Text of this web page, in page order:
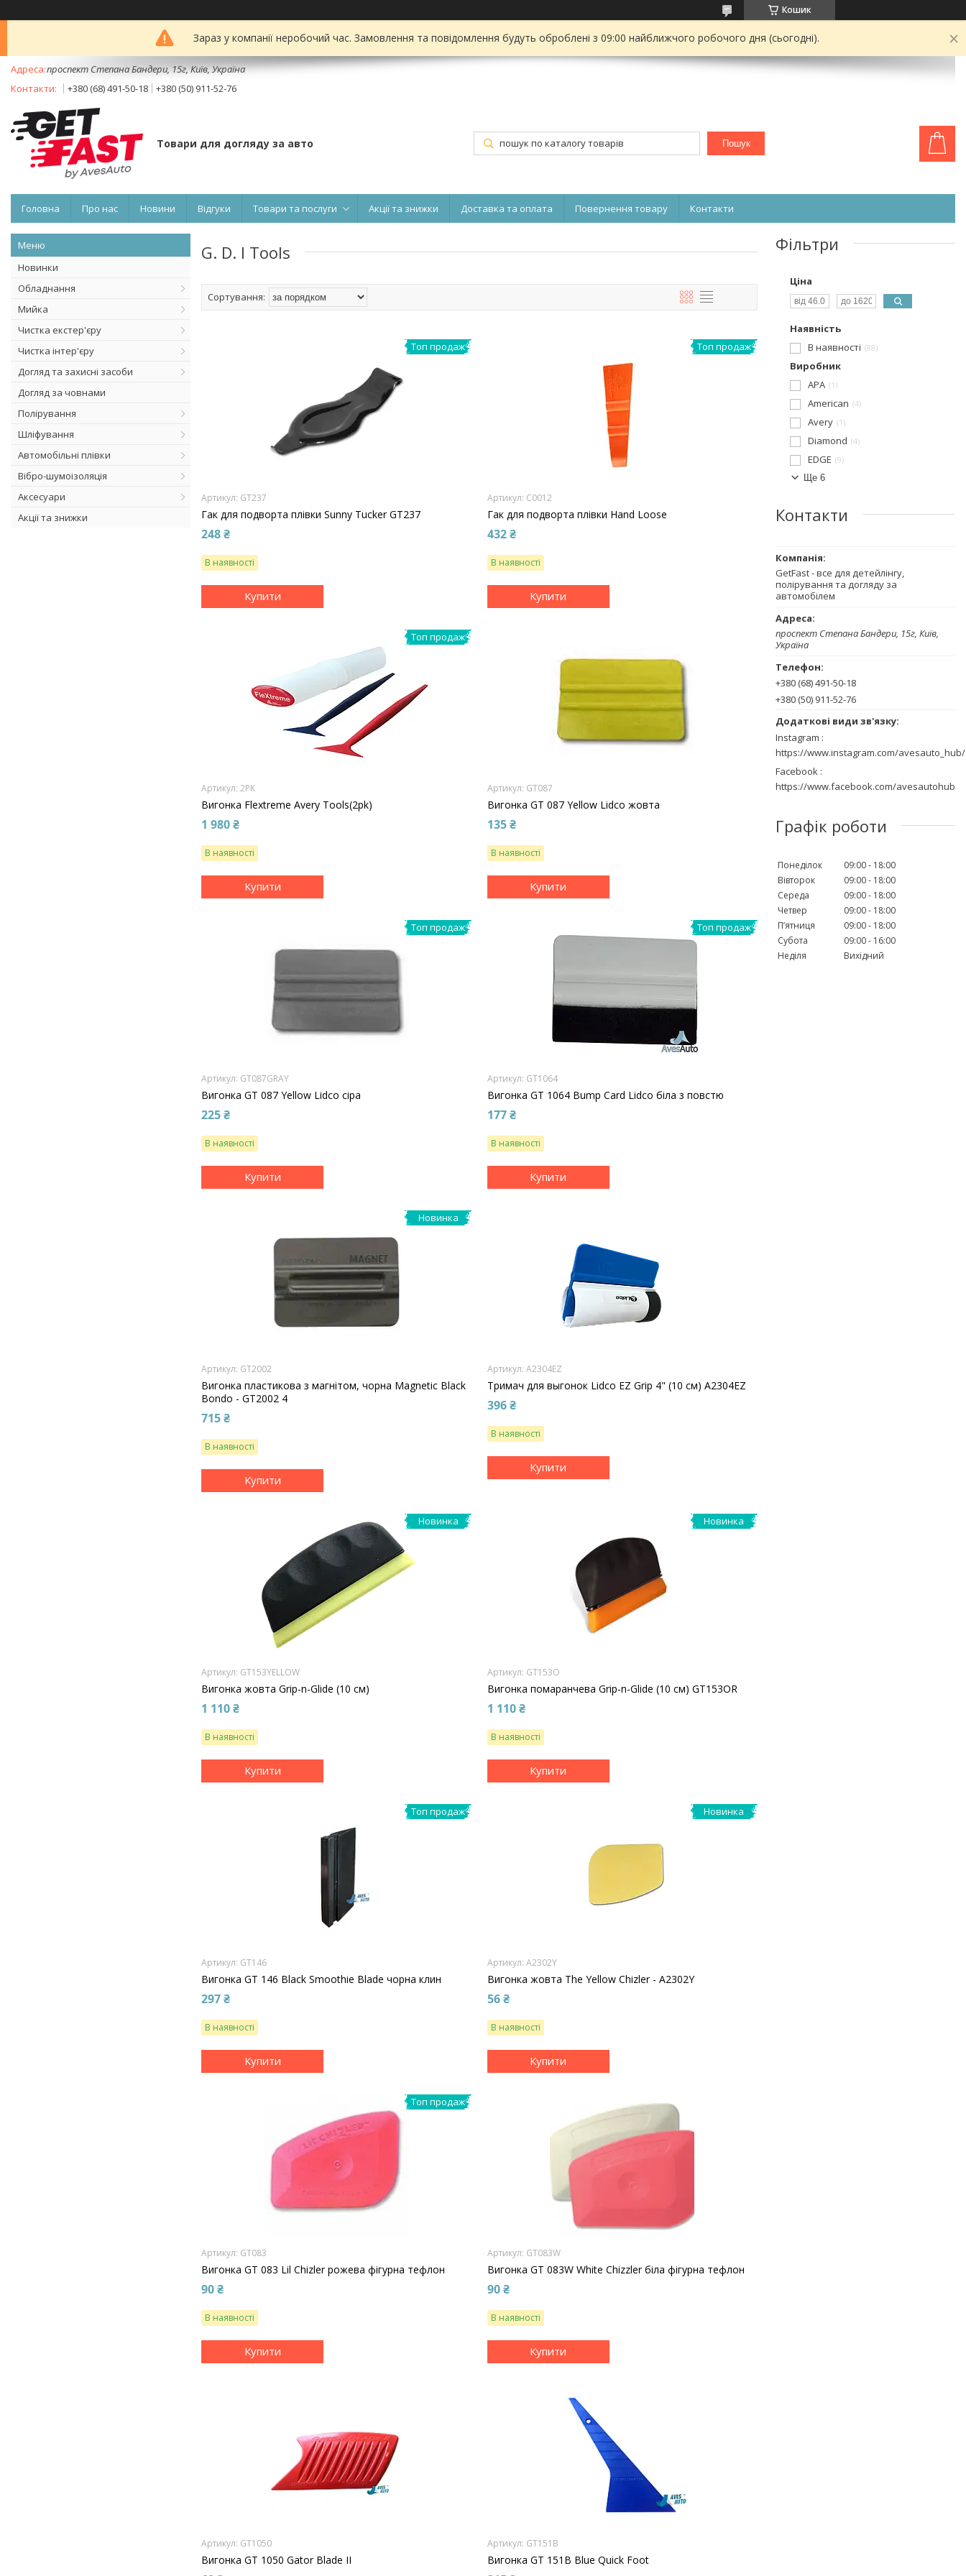
Кошик
Зараз у компанії неробочий час. Замовлення та повідомлення будуть оброблені з 09:00 найближчого робочого дня (сьогодні).
проспект Степана Бандери, 15г, Київ, Україна
+380 (68) 491-50-18
+380 (50) 911-52-76
Товари для догляду за авто Пошук
Головна Про нас Новини Відгуки Товари та послуги Акції та знижки Доставка та оплата Повернення товару Контакти
Новинки
Обладнання
Мийка
Чистка екстер'єру
Чистка інтер'єру
Догляд та захисні засоби
Догляд за човнами
Полірування
Шліфування
Автомобільні плівки
Вібро-шумоізоляція
Аксесуари
Акції та знижки
G. D. I Tools
Топ продаж
GT237
Гак для подворта плівки Sunny Tucker GT237
248 ₴
В наявності
Купити
Топ продаж
C0012
Гак для подворта плівки Hand Loose
432 ₴
В наявності
Купити
Топ продаж
2PK
Вигонка Flextreme Avery Tools(2pk)
1 980 ₴
В наявності
Купити
GT087
Вигонка GT 087 Yellow Lidco жовта
135 ₴
В наявності
Купити
Топ продаж
GT087GRAY
Вигонка GT 087 Yellow Lidco сіра
225 ₴
В наявності
Купити
Топ продаж
GT1064
Вигонка GT 1064 Bump Card Lidco біла з повстю
177 ₴
В наявності
Купити
Новинка
GT2002
Вигонка пластикова з магнітом, чорна Magnetic Black
Bondo - GT2002 4
715 ₴
В наявності
Купити
A2304EZ
Тримач для выгонок Lidco EZ Grip 4" (10 см) A2304EZ
396 ₴
В наявності
Купити
Новинка
GT153YELLOW
Вигонка жовта Grip-n-Glide (10 см)
1 110 ₴
В наявності
Купити
Новинка
GT153O
Вигонка помаранчева Grip-n-Glide (10 см) GT153OR
1 110 ₴
В наявності
Купити
Топ продаж
GT146
Вигонка GT 146 Black Smoothie Blade чорна клин
297 ₴
В наявності
Купити
Новинка
A2302Y
Вигонка жовта The Yellow Chizler - A2302Y
56 ₴
В наявності
Купити
Топ продаж
GT083
Вигонка GT 083 Lil Chizler рожева фігурна тефлон
90 ₴
В наявності
Купити
GT083W
Вигонка GT 083W White Chizzler біла фігурна тефлон
90 ₴
В наявності
Купити
GT1050
Вигонка GT 1050 Gator Blade II
GT151B
Вигонка GT 151B Blue Quick Foot
Фільтри
Ціна
Наявність
В наявності 88
Виробник
APA 1
American 4
Avery 1
Diamond 4
EDGE 9
Ще 6
Контакти
GetFast - все для детейлінгу,
полірування та догляду за
автомобілем
проспект Степана Бандери, 15г, Київ,
Україна
+380 (68) 491-50-18
+380 (50) 911-52-76
Instagram
https://www.instagram.com/avesauto_hub/
Facebook
https://www.facebook.com/avesautohub
Графік роботи
Понеділок 09:00
18:00
Вівторок
09:00
18:00
Середа
09:00
18:00
Четвер
09:00
18:00
Пʼятниця
09:00
18:00
Субота
09:00
16:00
Неділя
Вихідний